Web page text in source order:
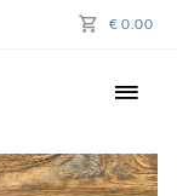
€ 0.00